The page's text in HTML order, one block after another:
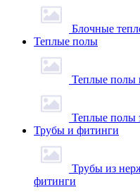
Блочные
Теплые полы
Теплые полы
Теплые полы
Трубы и фитинги
Трубы из
фитинги